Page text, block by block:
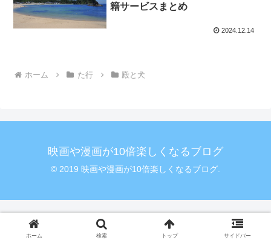
籍サービスまとめ
2024.12.14
ホーム た行 殿と犬
映画や漫画が10倍楽しくなるブログ
© 2019 映画や漫画が10倍楽しくなるブログ.
ホーム 検索 トップ サイドバー